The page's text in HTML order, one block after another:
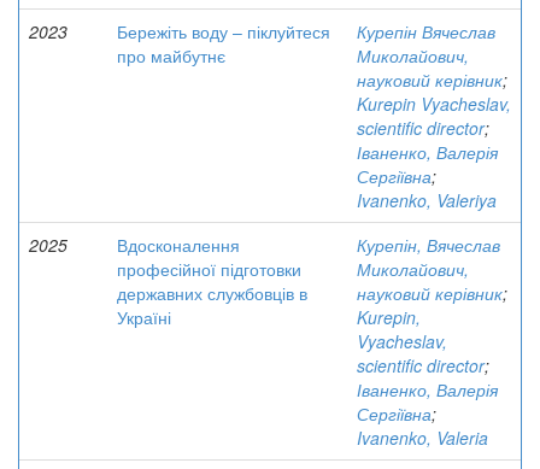
2023
Бережіть воду – піклуйтеся
про майбутнє
Курепін Вячеслав
Миколайович,
науковий керівник;
Kurepin Vyacheslav,
scientific director;
Іваненко, Валерія
Сергіївна;
Ivanenko, Valeriya
2025
Вдосконалення
професійної підготовки
державних службовців в
Україні
Курепін, Вячеслав
Миколайович,
науковий керівник;
Kurepin,
Vyacheslav,
scientific director;
Іваненко, Валерія
Сергіївна;
Ivanenko, Valeria